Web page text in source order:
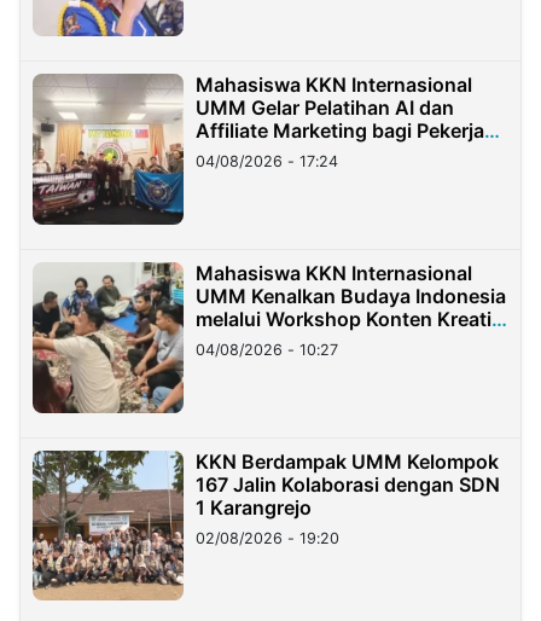
Mahasiswa KKN Internasional
UMM Gelar Pelatihan AI dan
Affiliate Marketing bagi Pekerja
Migran Indonesia di Taiwan
04/08/2026 - 17:24
Mahasiswa KKN Internasional
UMM Kenalkan Budaya Indonesia
melalui Workshop Konten Kreatif
di Taiwan
04/08/2026 - 10:27
KKN Berdampak UMM Kelompok
167 Jalin Kolaborasi dengan SDN
1 Karangrejo
02/08/2026 - 19:20